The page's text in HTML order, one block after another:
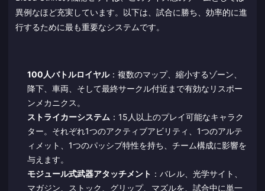
異例なほど充実しています。以下は、試合に勝ち、効率的に進
行するために最も重要なシステムです。
100人バトルロイヤル：複数のマップ、縮小するゾーン、
降下、車両、そして最終サークル付近まで有効なリスポー
ンメカニクス。
ストライカーシステム ：15人以上のプレイ可能なキャラク
ター。それぞれ1つのアクティブアビリティ、1つのアルテ
ィメット、1つのパッシブ特性を持ち、チーム構成に影響を
与えます。
モジュール式武器アタッチメント ：バレル、光学サイト、
マガジン、ストック、グリップ、マズルを、試合中に単一